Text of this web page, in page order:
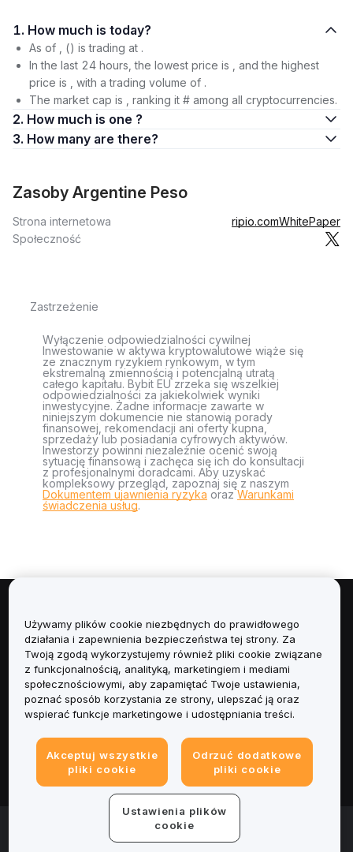
1. How much is today?
As of , () is trading at .
In the last 24 hours, the lowest price is , and the highest
price is , with a trading volume of .
The market cap is , ranking it # among all cryptocurrencies.
2. How much is one ?
3. How many are there?
Zasoby Argentine Peso
Strona internetowa ripio.comWhitePaper
Społeczność
Zastrzeżenie
Wyłączenie odpowiedzialności cywilnej
Inwestowanie w aktywa kryptowalutowe wiąże się
ze znacznym ryzykiem rynkowym, w tym
ekstremalną zmiennością i potencjalną utratą
całego kapitału. Bybit EU zrzeka się wszelkiej
odpowiedzialności za jakiekolwiek wyniki
inwestycyjne. Żadne informacje zawarte w
niniejszym dokumencie nie stanowią porady
finansowej, rekomendacji ani oferty kupna,
sprzedaży lub posiadania cyfrowych aktywów.
Inwestorzy powinni niezależnie ocenić swoją
sytuację finansową i zachęca się ich do konsultacji
z profesjonalnymi doradcami. Aby uzyskać
kompleksowy przegląd, zapoznaj się z naszym
Dokumentem ujawnienia ryzyka orazWarunkami
świadczenia usług.
Informacje
Usługi
Obsługa Klienta
Informacje prawne
© 2025-2026 Bybit.eu. All rights reserved.
Używamy plików cookie niezbędnych do prawidłowego
działania i zapewnienia bezpieczeństwa tej strony. Za
Twoją zgodą wykorzystujemy również pliki cookie związane
z funkcjonalnością, analityką, marketingiem i mediami
społecznościowymi, aby zapamiętać Twoje ustawienia,
poznać sposób korzystania ze strony, ulepszać ją oraz
wspierać funkcje marketingowe i udostępniania treści.
Akceptuj wszystkie
pliki cookie
Odrzuć dodatkowe
pliki cookie
Ustawienia plików
cookie